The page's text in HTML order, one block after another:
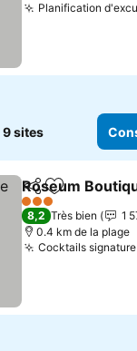
Planification
9 sites
PartagerAjouter à
Roseum
3 Étoiles
8,2 Très bien
1
0.4 km de la plage
Cocktails